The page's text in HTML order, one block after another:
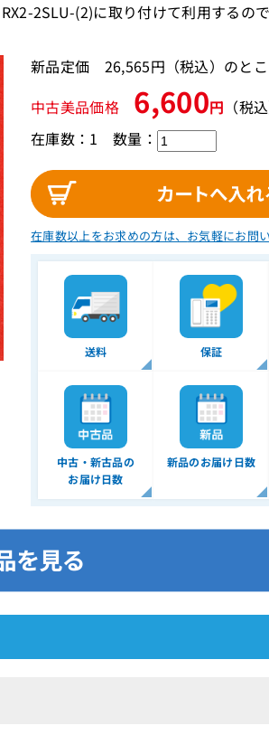
2SLU-(2)に取り付けて利用するの
新品定価 26,565円（税込）のと
中古美品価格 6,600円 （税込
在庫数：1 数量：
在庫数以上をお求めの方は、 お気軽にお問
送料 保証
中古・新古品の
お届け日数
新品のお届け日数